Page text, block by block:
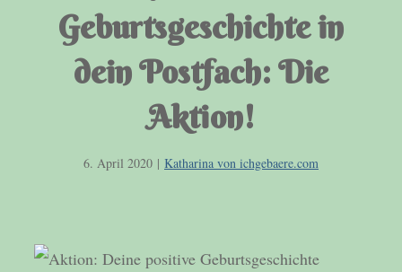
Geburtsgeschichte in
dein Postfach: Die
Aktion!
6. April 2020 | Katharina von ichgebaere.com